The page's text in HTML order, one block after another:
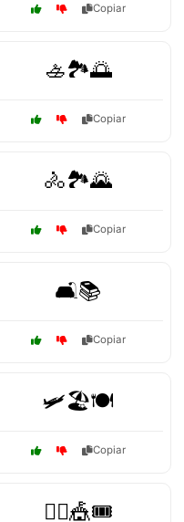
Copiar
🚣🏞️🌅
Copiar
🚴🏞️🌄
Copiar
🛋️📚
Copiar
🛩️🏖️🍽️
Copiar
🤹‍♂️🎪🎟️